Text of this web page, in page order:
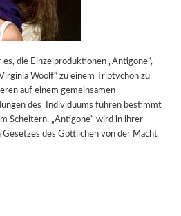
P
U
R
P
L
E
E
R
L
I
N
E
R
die Einzelproduktionen „Antigone“,
Woolf“ zu einem Triptychon zu
auf einem gemeinsamen
des Individuums führen bestimmt
Scheitern. „Antigone“ wird in ihrer
des Göttlichen von der Macht